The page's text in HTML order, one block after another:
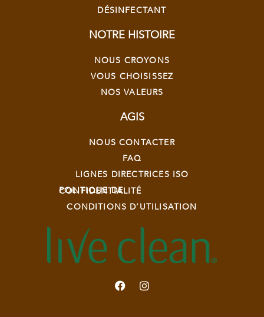
DÉSINFECTANT
NOTRE HISTOIRE
NOUS CROYONS
VOUS CHOISISSEZ
NOS VALEURS
AGIS
NOUS CONTACTER
FAQ
LIGNES DIRECTRICES ISO
POLITIQUE DE CONFIDENTIALITÉ
CONDITIONS D’UTILISATION